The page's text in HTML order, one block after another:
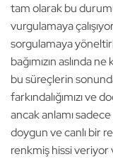
tam olarak bu
vurgulamaya
sorgulamaya
bağımızın aslında
bu süreçlerin
farkındalığımızı ve
ancak anlamı
doygun ve canlı bir
renkmiş hissi